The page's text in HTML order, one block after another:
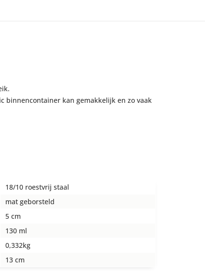
binnencontainer kan gemakkelijk en zo vaak
18/10 roestvrij staal
mat geborsteld
5 cm
130 ml
0,332kg
13 cm